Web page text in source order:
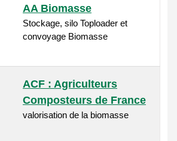
AA Biomasse
Stockage, silo Toploader et
convoyage Biomasse
ACF : Agriculteurs
Composteurs de France
valorisation de la biomasse